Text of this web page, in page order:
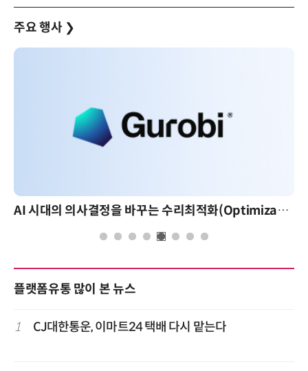
주요 행사 ❯
AI 시대의 의사결정을 바꾸는 수리최적화(Optimization): 실제 산업 적용 사례와 활용 전략 AI 핀옵스 실전 세미나: 폭
플랫폼유통 많이 본 뉴스
1 CJ대한통운, 이마트24 택배 다시 맡는다